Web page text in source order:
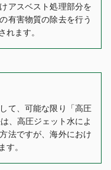
アスベスト処理部分を
有害物質の除去を行う
れます。
て、可能な限り「高圧
、高圧ジェット水によ
法ですが、海外におけ
す。